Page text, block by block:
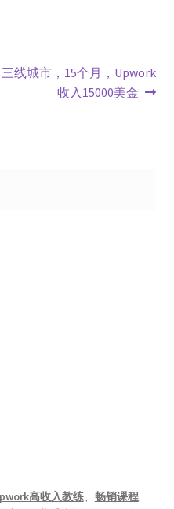
线城市，15个月，Upwork
收入15000美金
高收入教练、 畅销课程